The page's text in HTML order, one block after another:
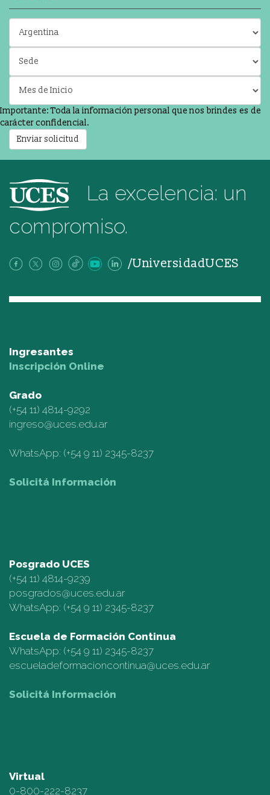
Importante: Toda la información personal que nos brindes es de
carácter confidencial.
Enviar solicitud
La excelencia: un
compromiso.
/UniversidadUCES
Ingresantes
Inscripción Online
Grado
(+54 11) 4814-9292
ingreso@uces.edu.ar
WhatsApp: (+54 9 11) 2345-8237
Solicitá Información
Posgrado UCES
(+54 11) 4814-9239
posgrados@uces.edu.ar
WhatsApp: (+54 9 11) 2345-8237
Escuela de Formación Continua
WhatsApp: (+54 9 11) 2345-8237
escueladeformacioncontinua@uces.edu.ar
Solicitá Información
Virtual
0-800-222-8237